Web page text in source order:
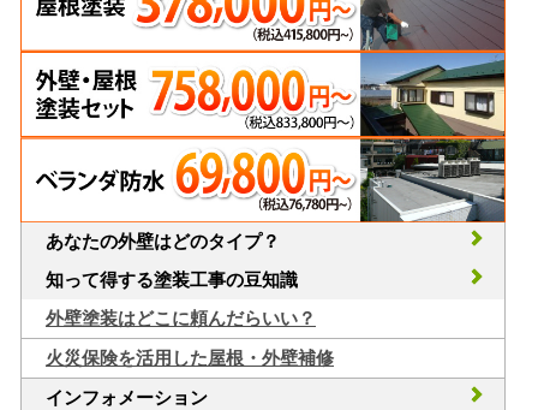
あなたの外壁はどのタイプ？
知って得する塗装工事の豆知識
外壁塗装はどこに頼んだらいい？
火災保険を活用した屋根・外壁補修
インフォメーション